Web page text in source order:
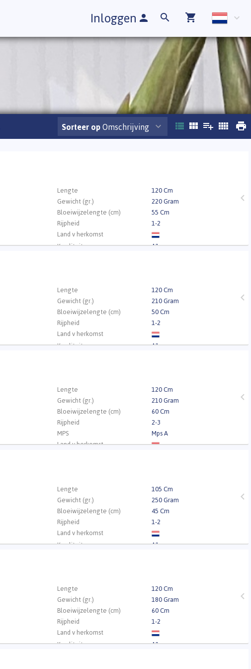
Inloggen
Sorteer op Omschrijving
Lengte
120 Cm
Gewicht (gr.)
220 Gram
Bloeiwijzelengte (cm)
55 Cm
Rijpheid
1-2
Land v herkomst
Kwaliteit
A1
Lengte
120 Cm
Gewicht (gr.)
210 Gram
Bloeiwijzelengte (cm)
50 Cm
Rijpheid
1-2
Land v herkomst
Kwaliteit
A1
Lengte
120 Cm
Gewicht (gr.)
210 Gram
Bloeiwijzelengte (cm)
60 Cm
Rijpheid
2-3
MPS
Mps A
Land v herkomst
Lengte
105 Cm
Gewicht (gr.)
250 Gram
Bloeiwijzelengte (cm)
45 Cm
Rijpheid
1-2
Land v herkomst
Kwaliteit
A1
Lengte
120 Cm
Gewicht (gr.)
180 Gram
Bloeiwijzelengte (cm)
60 Cm
Rijpheid
1-2
Land v herkomst
Kwaliteit
A1